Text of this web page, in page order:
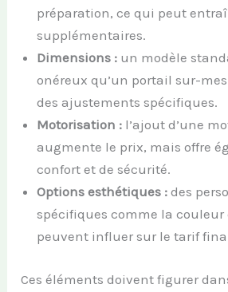
préparation, ce qui peut
supplémentaires.
Dimensions : un modèle
onéreux qu’un portail sur-
des ajustements spécifiques.
Motorisation : l’ajout d’une
augmente le prix, mais offre
confort et de sécurité.
Options esthétiques : des
spécifiques comme la couleur
peuvent influer sur le tarif
Ces éléments doivent figurer